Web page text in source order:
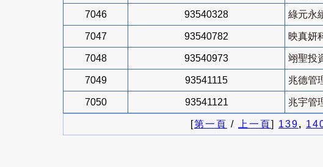
7046 93540328 綠元永
7047 93540782 映真妍
7048 93540973 翊聖投
7049 93541115 兆德管
7050 93541121 兆宇管
[第一頁 / 上一頁] 139,